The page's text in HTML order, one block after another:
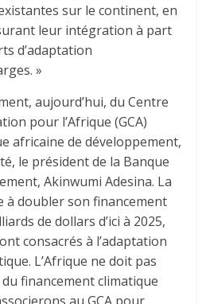
sur le continent, en
leur intégration à part
d’adaptation
»
aujourd’hui, du Centre
pour l’Afrique (GCA)
africaine de développement,
le président de la Banque
Akinwumi Adesina. La
à doubler son financement
de dollars d’ici à 2025,
consacrés à l’adaptation
L’Afrique ne doit pas
financement climatique